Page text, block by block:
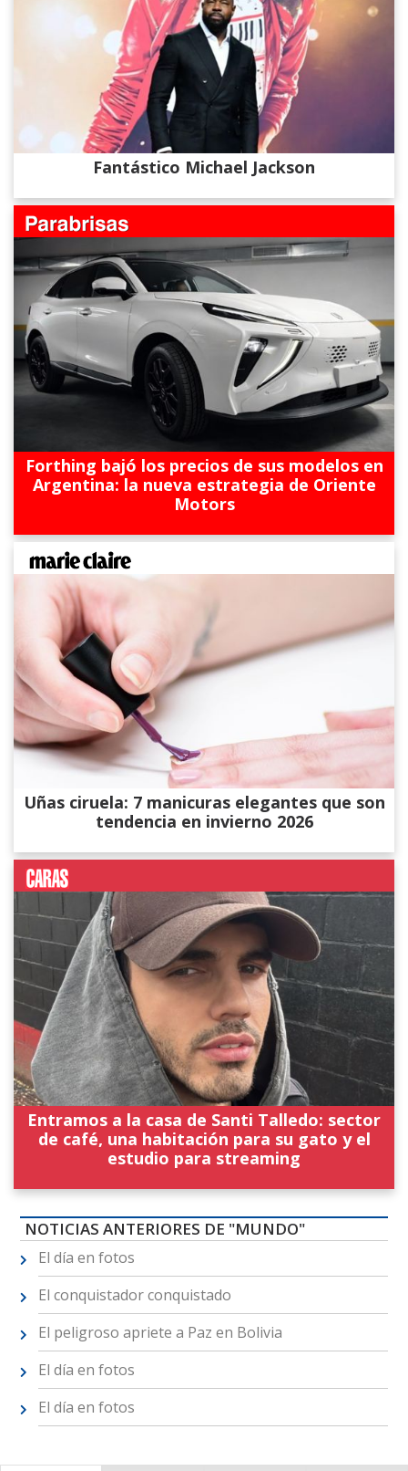
Fantástico Michael Jackson
Forthing bajó los precios de sus modelos en
Argentina: la nueva estrategia de Oriente
Motors
Uñas ciruela: 7 manicuras elegantes que son
tendencia en invierno 2026
Entramos a la casa de Santi Talledo: sector
de café, una habitación para su gato y el
estudio para streaming
NOTICIAS ANTERIORES DE "MUNDO"
El día en fotos
El conquistador conquistado
El peligroso apriete a Paz en Bolivia
El día en fotos
El día en fotos